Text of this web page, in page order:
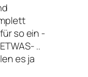
so ein -
..
es ja